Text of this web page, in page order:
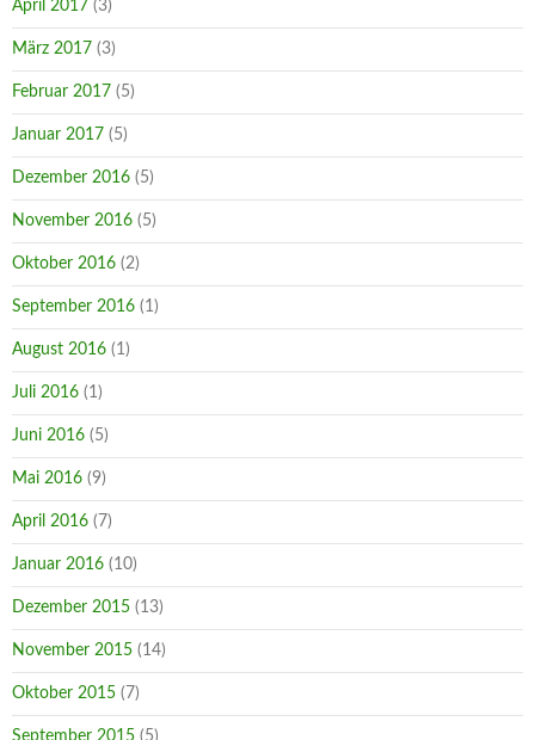
April 2017 (3)
März 2017 (3)
Februar 2017 (5)
Januar 2017 (5)
Dezember 2016 (5)
November 2016 (5)
Oktober 2016 (2)
September 2016 (1)
August 2016 (1)
Juli 2016 (1)
Juni 2016 (5)
Mai 2016 (9)
April 2016 (7)
Januar 2016 (10)
Dezember 2015 (13)
November 2015 (14)
Oktober 2015 (7)
September 2015 (5)